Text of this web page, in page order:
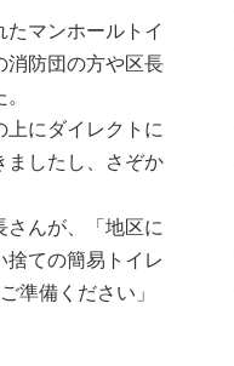
マンホールトイ
消防団の方や区長
にダイレクトに
したし、さぞか
んが、「地区に
ての簡易トイレ
準備ください」